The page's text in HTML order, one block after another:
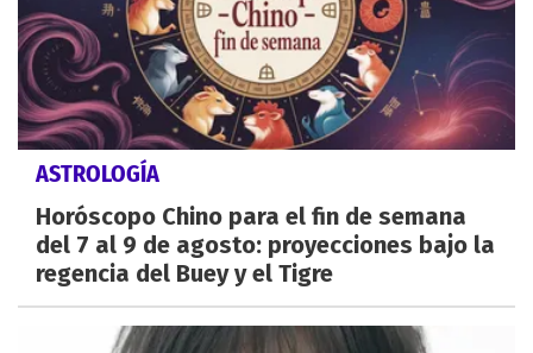
ASTROLOGÍA
Horóscopo Chino para el fin de semana
del 7 al 9 de agosto: proyecciones bajo la
regencia del Buey y el Tigre